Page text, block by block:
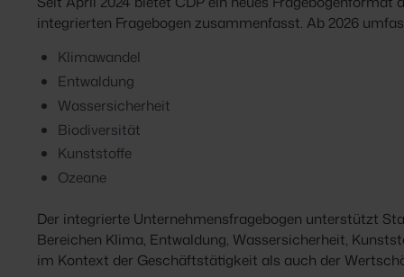
integrierten Fragebogen zusammenfasst. Ab 2026
Klimawandel
Entwaldung
Wassersicherheit
Biodiversität
Kunststoffe
Ozeane
Der integrierte Unternehmensfragebogen unterstützt
Bereichen Klima, Entwaldung, Wassersicherheit,
im Kontext der Geschäftstätigkeit als auch der